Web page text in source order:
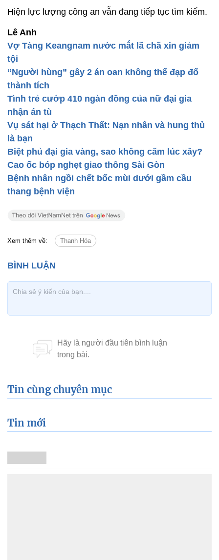
Hiện lực lượng công an vẫn đang tiếp tục tìm kiếm.
Lê Anh
Vợ Tàng Keangnam nước mắt lã chã xin giảm
tội
“Người hùng” gây 2 án oan không thể đạp đổ
thành tích
Tình trẻ cướp 410 ngàn đồng của nữ đại gia
nhận án tù
Vụ sát hại ở Thạch Thất: Nạn nhân và hung thủ
là bạn
Biệt phủ đại gia vàng, sao không cấm lúc xây?
Cao ốc bóp nghẹt giao thông Sài Gòn
Bệnh nhân ngồi chết bốc mùi dưới gầm cầu
thang bệnh viện
Xem thêm về: Thanh Hóa
Tin cùng chuyên mục
Tin mới